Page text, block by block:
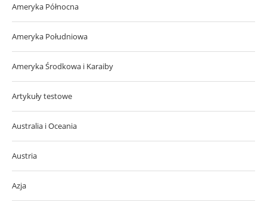
Ameryka Północna
Ameryka Południowa
Ameryka Środkowa i Karaiby
Artykuły testowe
Australia i Oceania
Austria
Azja